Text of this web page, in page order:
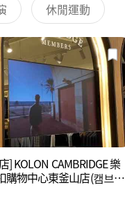
休閒運動
] KOLON CAMBRIDGE 樂
購物中心東釜山店(캠브리